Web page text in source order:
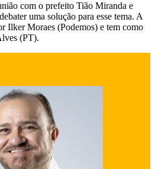
com o prefeito Tião Miranda e
uma solução para esse tema. A
Ilker Moraes (Podemos) e tem como
(PT).